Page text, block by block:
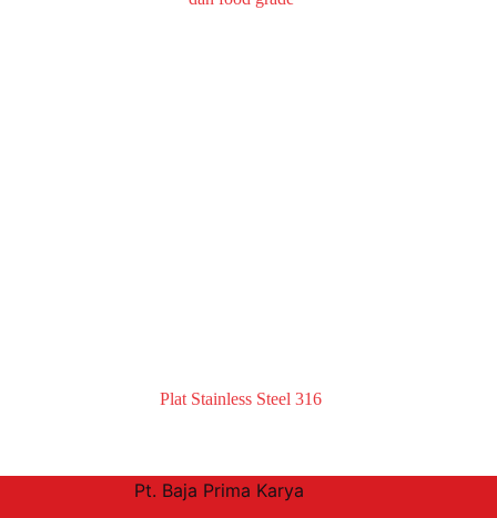
Plat Stainless Steel 316
Pt. Baja Prima Karya